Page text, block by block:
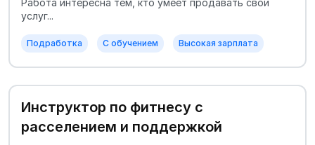
Работа интересна тем, кто умеет продавать свои
услуг...
Подработка С обучением Высокая зарплата
Инструктор по фитнесу с
расселением и поддержкой